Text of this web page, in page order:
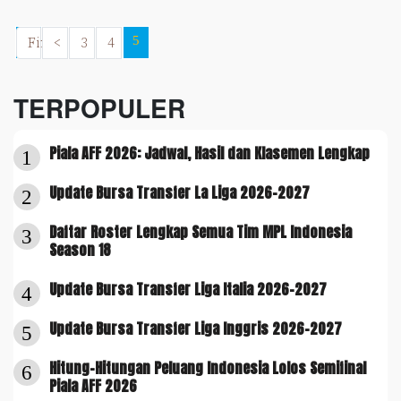
First< 3 4 5
TERPOPULER
1 Piala AFF 2026: Jadwal, Hasil dan Klasemen Lengkap
2 Update Bursa Transfer La Liga 2026-2027
3
Daftar Roster Lengkap Semua Tim MPL Indonesia
Season 18
4 Update Bursa Transfer Liga Italia 2026-2027
5 Update Bursa Transfer Liga Inggris 2026-2027
6
Hitung-Hitungan Peluang Indonesia Lolos Semifinal
Piala AFF 2026